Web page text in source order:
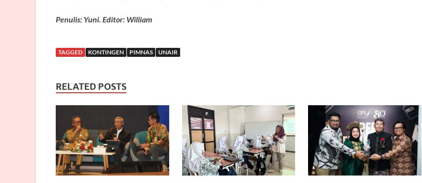
Penulis: Yuni. Editor: William
TAGGED KONTINGEN PIMNAS UNAIR
RELATED POSTS